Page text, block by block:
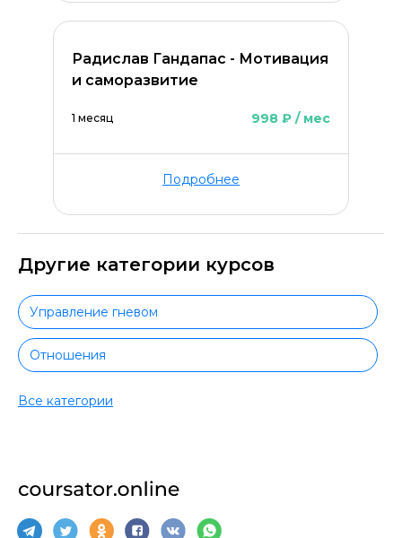
Радислав Гандапас - Мотивация
и саморазвитие
1 месяц 998 ₽ / мес
Подробнее
Другие категории курсов
Управление гневом
Отношения
Творчество
Рисование
Актерское мастерство
Все категории